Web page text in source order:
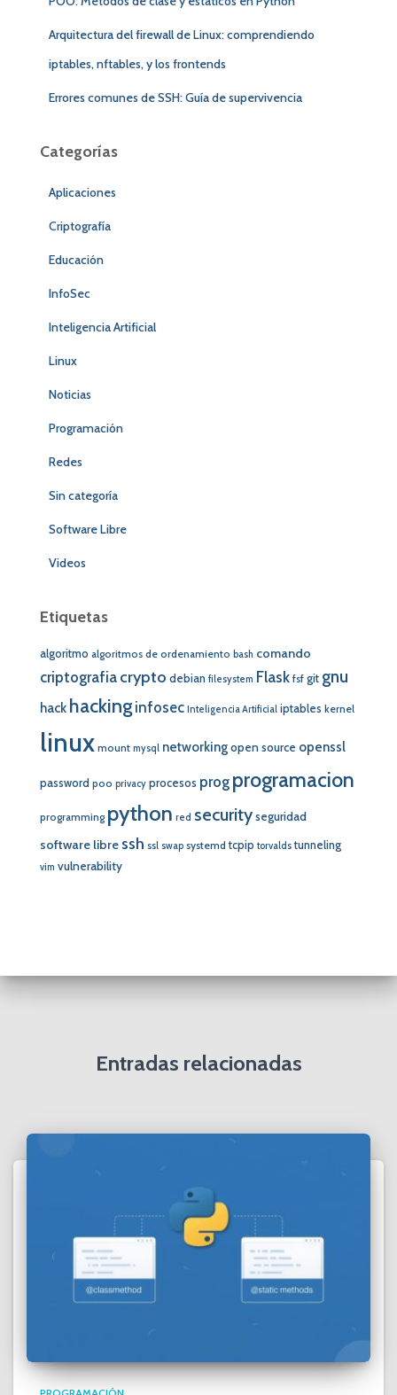
Arquitectura del firewall de Linux: comprendiendo
iptables, nftables, y los frontends
Errores comunes de SSH: Guía de supervivencia
Categorías
Aplicaciones
Criptografía
Educación
InfoSec
Inteligencia Artificial
Linux
Noticias
Programación
Redes
Sin categoría
Software Libre
Videos
Etiquetas
algoritmo algoritmos de ordenamiento bash comando
criptografia crypto debian filesystem Flask fsf git gnu
hack hacking infosec Inteligencia Artificial iptables kernel
linux mount mysql networkingopen source openssl
password poo privacy procesos prog programacion
programming python red securityseguridad
software libre ssh ssl swap systemd tcpip torvalds tunneling
vim vulnerability
Entradas relacionadas